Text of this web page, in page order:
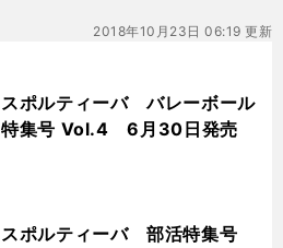
2018年10月23日 06:19 更新
スポルティーバ バレーボール
特集号 Vol.4 6月30日発売
スポルティーバ 部活特集号